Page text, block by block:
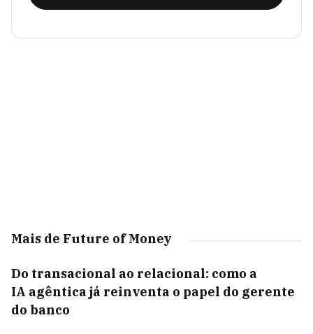
Mais de Future of Money
Do transacional ao relacional: como a
IA agêntica já reinventa o papel do gerente
do banco